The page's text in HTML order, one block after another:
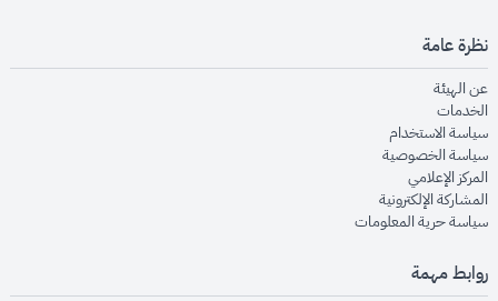
نظرة عامة
عن الهيئةopens in new window
الخدماتopens in new window
سياسة الاستخدام
سياسة الخصوصيةopens in new window
المركز الإعلاميopens in new window
المشاركة الإلكترونيةopens in new window
سياسة حرية المعلوماتopens in new window
روابط مهمة